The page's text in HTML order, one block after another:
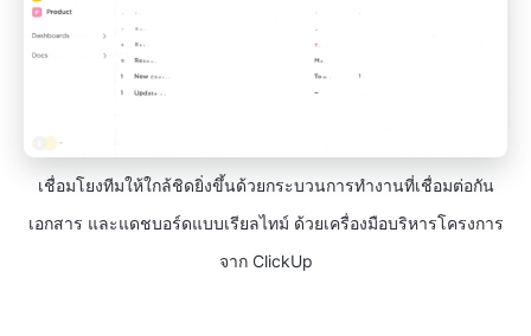
เชื่อมโยงทีมให้ใกล้ชิดยิ่งขึ้นด้วยกระบวนการทำงานที่เชื่อมต่อกัน
เอกสาร และแดชบอร์ดแบบเรียลไทม์ ด้วยเครื่องมือบริหารโครงการ
จาก ClickUp